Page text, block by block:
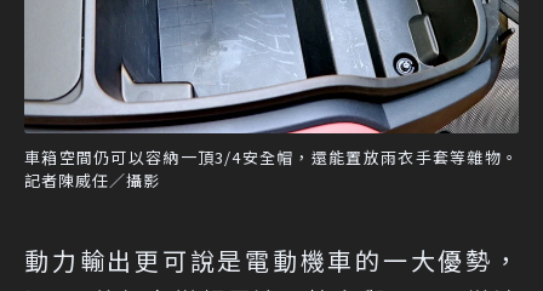
車箱空間仍可以容納一頂3/4安全帽，還能置放雨衣手套等雜物。
記者陳威任／攝影
動力輸出更可說是電動機車的一大優勢，